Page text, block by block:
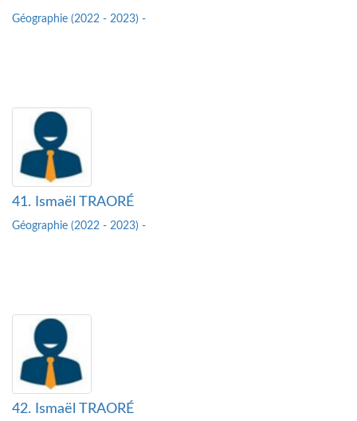
Géographie (2022 - 2023) -
41. Ismaël TRAORÉ
Géographie (2022 - 2023) -
42. Ismaël TRAORÉ